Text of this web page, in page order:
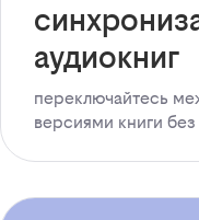
аудиокниг
переключайтесь
версиями книги